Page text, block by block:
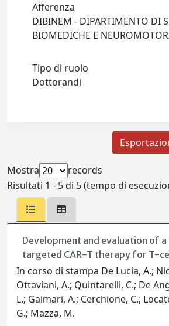
Afferenza
DIBINEM - DIPARTIMENTO DI
BIOMEDICHE E
Tipo di ruolo
Dottorandi
Mostra
records
Risultati 1 - 5 di 5 (tempo di
Development and evaluation of a
targeted CAR-T therapy for T-
In corso di stampa De Lucia, A.;
Ottaviani, A.; Quintarelli, C.; De
L.; Gaimari, A.; Cerchione, C.;
G.; Mazza, M.